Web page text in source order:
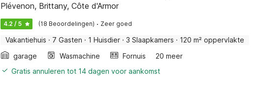
Plévenon, Brittany, Côte d'Armor
4.2 / 5 (18 Beoordelingen) · Zeer goed
Vakantiehuis · 7 Gasten · 1 Huisdier · 3 Slaapkamers · 120 m² oppervlakte
garage
Wasmachine Fornuis
20 meer
Gratis annuleren tot 14 dagen voor aankomst